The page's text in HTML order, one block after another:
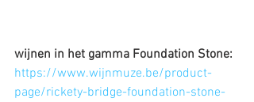
wijnen in het gamma Foundation Stone:
https://www.wijnmuze.be/product-
page/rickety-bridge-foundation-stone-